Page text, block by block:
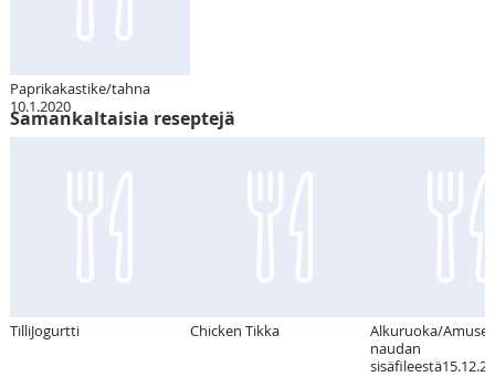
Paprikakastike/tahna
10.1.2020
Samankaltaisia reseptejä
TilliJogurtti Chicken Tikka
Alkuruoka/Amuse
naudan